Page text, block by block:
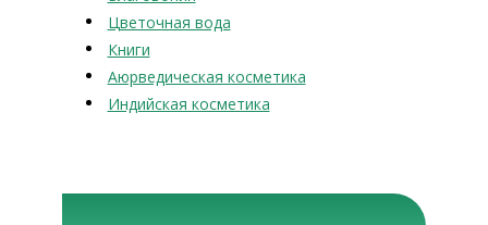
Цветочная вода
Книги
Аюрведическая косметика
Индийская косметика